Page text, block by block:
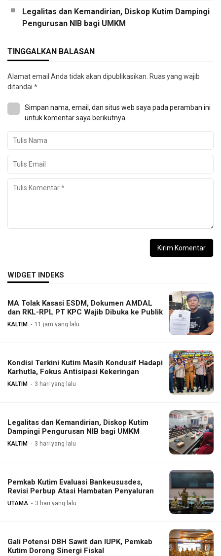
Legalitas dan Kemandirian, Diskop Kutim Dampingi
Pengurusan NIB bagi UMKM
TINGGALKAN BALASAN
Alamat email Anda tidak akan dipublikasikan. Ruas yang wajib
ditandai *
Simpan nama, email, dan situs web saya pada peramban ini
untuk komentar saya berikutnya.
WIDGET INDEKS
MA Tolak Kasasi ESDM, Dokumen AMDAL
dan RKL-RPL PT KPC Wajib Dibuka ke Publik
KALTIM 11 jam yang lalu
Kondisi Terkini Kutim Masih Kondusif Hadapi
Karhutla, Fokus Antisipasi Kekeringan
KALTIM 3 hari yang lalu
Legalitas dan Kemandirian, Diskop Kutim
Dampingi Pengurusan NIB bagi UMKM
KALTIM 3 hari yang lalu
Pemkab Kutim Evaluasi Bankeususdes,
Revisi Perbup Atasi Hambatan Penyaluran
UTAMA 3 hari yang lalu
Gali Potensi DBH Sawit dan IUPK, Pemkab
Kutim Dorong Sinergi Fiskal